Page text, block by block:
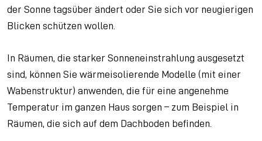
der Sonne tagsüber ändert oder Sie sich vor neugierigen
Blicken schützen wollen.
In Räumen, die starker Sonneneinstrahlung ausgesetzt
sind, können Sie wärmeisolierende Modelle (mit einer
Wabenstruktur) anwenden, die für eine angenehme
Temperatur im ganzen Haus sorgen – zum Beispiel in
Räumen, die sich auf dem Dachboden befinden.